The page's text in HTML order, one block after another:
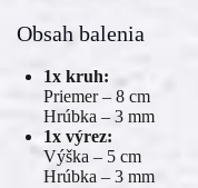
Obsah balenia
1x kruh:
Priemer – 8 cm
Hrúbka – 3 mm
1x výrez:
Výška – 5 cm
Hrúbka – 3 mm